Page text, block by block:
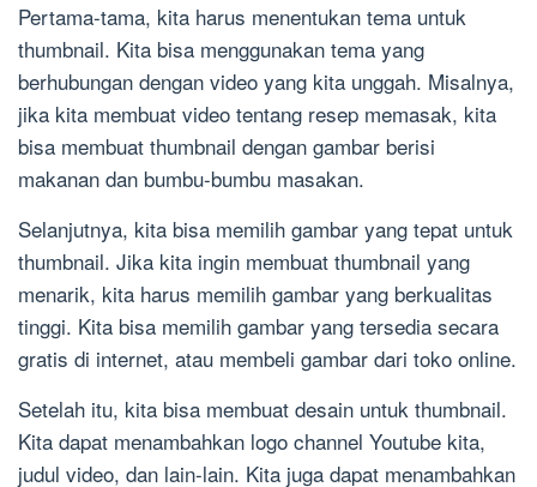
Pertama-tama, kita harus menentukan tema untuk
thumbnail. Kita bisa menggunakan tema yang
berhubungan dengan video yang kita unggah. Misalnya,
jika kita membuat video tentang resep memasak, kita
bisa membuat thumbnail dengan gambar berisi
makanan dan bumbu-bumbu masakan.
Selanjutnya, kita bisa memilih gambar yang tepat untuk
thumbnail. Jika kita ingin membuat thumbnail yang
menarik, kita harus memilih gambar yang berkualitas
tinggi. Kita bisa memilih gambar yang tersedia secara
gratis di internet, atau membeli gambar dari toko online.
Setelah itu, kita bisa membuat desain untuk thumbnail.
Kita dapat menambahkan logo channel Youtube kita,
judul video, dan lain-lain. Kita juga dapat menambahkan